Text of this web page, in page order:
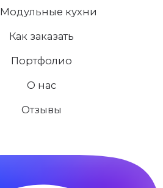
Модульные кухни
Как заказать
Портфолио
О нас
Отзывы